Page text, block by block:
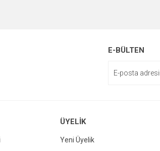
E-BÜLTEN
ÜYELİK
Yeni Üyelik